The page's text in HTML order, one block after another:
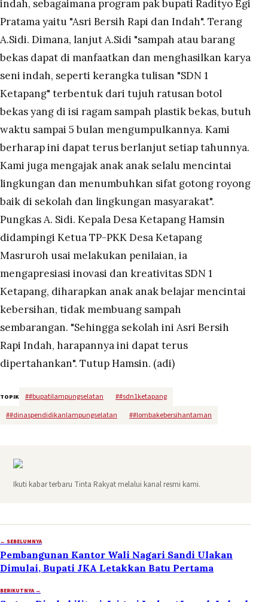
indah, sebagaimana program pak bupati Radityo Egi
Pratama yaitu "Asri Bersih Rapi dan Indah". Terang
A.Sidi. Dimana, lanjut A.Sidi "sampah atau barang
bekas dapat di manfaatkan dan menghasilkan karya
seni indah, seperti kerangka tulisan "SDN 1
Ketapang" terbentuk dari tujuh ratusan botol
bekas yang di isi ragam sampah plastik bekas, butuh
waktu sampai 5 bulan mengumpulkannya. Kami
berharap ini dapat terus berlanjut setiap tahunnya.
Kami juga mengajak anak anak selalu mencintai
lingkungan dan menumbuhkan sifat gotong royong
baik di sekolah dan lingkungan masyarakat".
Pungkas A. Sidi. Kepala Desa Ketapang Hamsin
didampingi Ketua TP-PKK Desa Ketapang
Masruroh usai melakukan penilaian, ia
mengapresiasi inovasi dan kreativitas SDN 1
Ketapang, diharapkan anak anak belajar mencintai
kebersihan, tidak membuang sampah
sembarangan. "Sehingga sekolah ini Asri Bersih
Rapi Indah, harapannya ini dapat terus
dipertahankan". Tutup Hamsin. (adi)
TOPIK ##bupatilampungselatan ##sdn1ketapang
##dinaspendidikanlampungselatan ##lombakebersihantaman
Ikuti kabar terbaru Tinta Rakyat melalui kanal resmi kami.
← SEBELUMNYA
Pembangunan Kantor Wali Nagari Sandi Ulakan
Dimulai, Bupati JKA Letakkan Batu Pertama
BERIKUTNYA →